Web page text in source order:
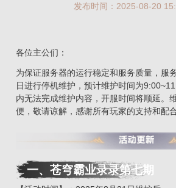
发布时间：2025-08-20
各位主公们：
为保证服务器的运行稳定和服务质量，服
日进行停机维护，预计维护时间为
内无法完成维护内容，开服时间将顺延。
便，敬请谅解，感谢所有玩家的支持和配合
一、 苍穹霸业录录第七期